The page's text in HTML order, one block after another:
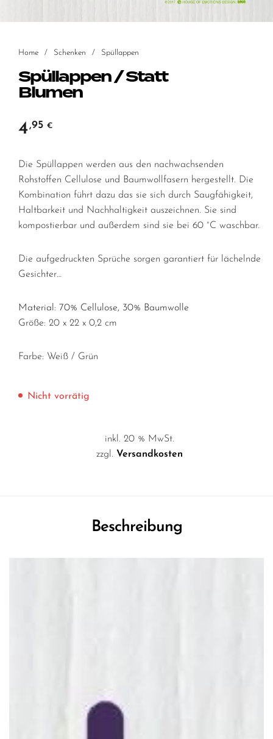
Home / Schenken / Spüllappen
Spüllappen / Statt
Blumen
4,95 €
Die Spüllappen werden aus den nachwachsenden
Rohstoffen Cellulose und Baumwollfasern hergestellt. Die
Kombination führt dazu das sie sich durch Saugfähigkeit,
Haltbarkeit und Nachhaltigkeit auszeichnen. Sie sind
kompostierbar und außerdem sind sie bei 60 °C waschbar.
Die aufgedruckten Sprüche sorgen garantiert für lächelnde
Gesichter…
Material: 70% Cellulose, 30% Baumwolle
Größe: 20 x 22 x 0,2 cm
Farbe: Weiß / Grün
Nicht vorrätig
inkl. 20 % MwSt.
zzgl. Versandkosten
Beschreibung